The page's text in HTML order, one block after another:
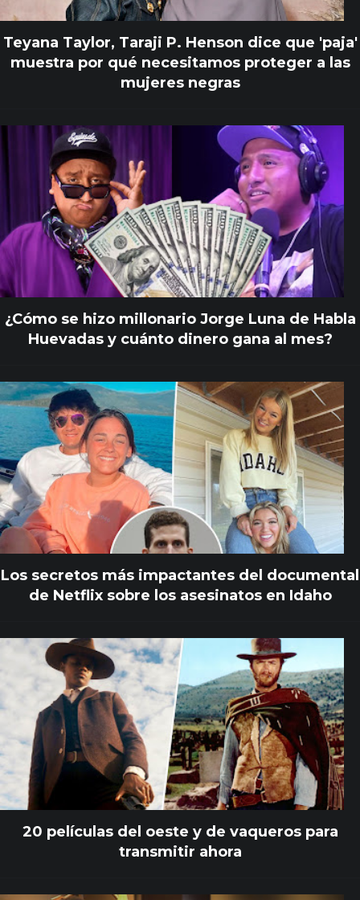
Teyana Taylor, Taraji P. Henson dice que 'paja'
muestra por qué necesitamos proteger a las
mujeres negras
¿Cómo se hizo millonario Jorge Luna de Habla
Huevadas y cuánto dinero gana al mes?
Los secretos más impactantes del documental
de Netflix sobre los asesinatos en Idaho
20 películas del oeste y de vaqueros para
transmitir ahora